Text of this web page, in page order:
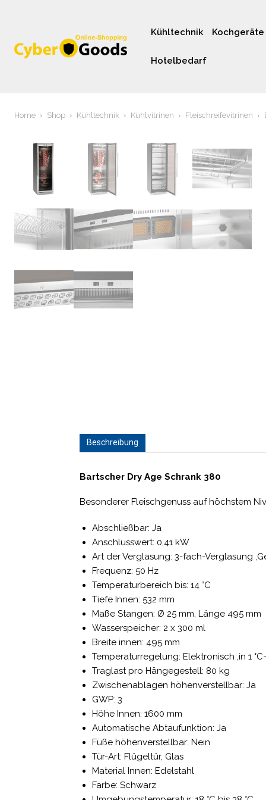
Kühltechnik Kochgeräte
Hotelbedarf
Home Shop Kühltechnik Kühlvitrinen Fleischreifevitrinen
Beschreibung
Bartscher Dry Age Schrank 380
Besonderer Fleischgenuss auf höchstem
Abschließbar: Ja
Anschlusswert: 0,41 kW
Art der Verglasung: 3-fach-Verglasung
Frequenz: 50 Hz
Temperaturbereich bis: 14 °C
Tiefe Innen: 532 mm
Maße Stangen: Ø 25 mm, Länge 495 mm
Wasserspeicher: 2 x 300 ml
Breite innen: 495 mm
Temperaturregelung: Elektronisch ,in 1
Traglast pro Hängegestell: 80 kg
Zwischenablagen höhenverstellbar: Ja
GWP: 3
Höhe Innen: 1600 mm
Automatische Abtaufunktion: Ja
Füße höhenverstellbar: Nein
Tür-Art: Flügeltür, Glas
Material Innen: Edelstahl
Farbe: Schwarz